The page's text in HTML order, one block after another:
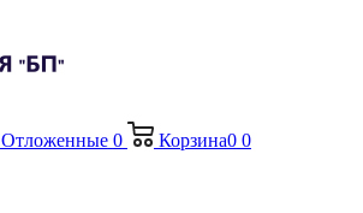
Отложенные 0 Корзина0 0